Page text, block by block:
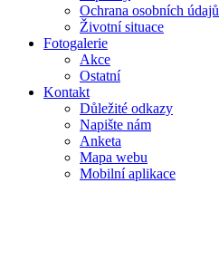
Ochrana osobních údajů
Životní situace
Fotogalerie
Akce
Ostatní
Kontakt
Důležité odkazy
Napište nám
Anketa
Mapa webu
Mobilní aplikace